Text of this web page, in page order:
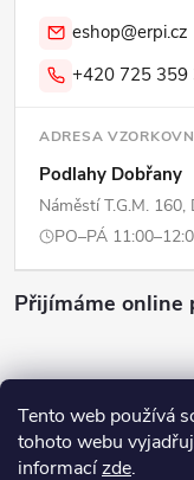
Tento web používá
tohoto webu
informacízde.
eshop@erpi.cz
+420 725 359
ADRESA
Podlahy Dobřany
Náměstí T.G.M.
PO–PÁ
Přijímáme online
Copyright 2026ERPI